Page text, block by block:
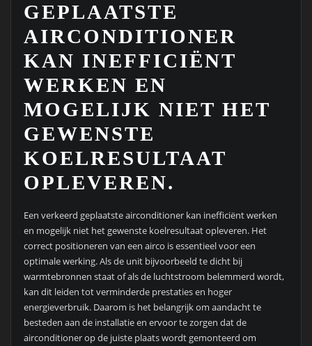
GEPLAATSTE
AIRCONDITIONER
KAN INEFFICIËNT
WERKEN EN
MOGELIJK NIET HET
GEWENSTE
KOELRESULTAAT
OPLEVEREN.
Een verkeerd geplaatste airconditioner kan inefficiënt werken
en mogelijk niet het gewenste koelresultaat opleveren. Het
correct positioneren van een airco is essentieel voor een
optimale werking. Als de unit bijvoorbeeld te dicht bij
warmtebronnen staat of als de luchtstroom belemmerd wordt,
kan dit leiden tot verminderde prestaties en hoger
energieverbruik. Daarom is het belangrijk om aandacht te
besteden aan de installatie en ervoor te zorgen dat de
airconditioner op de juiste plaats wordt gemonteerd om